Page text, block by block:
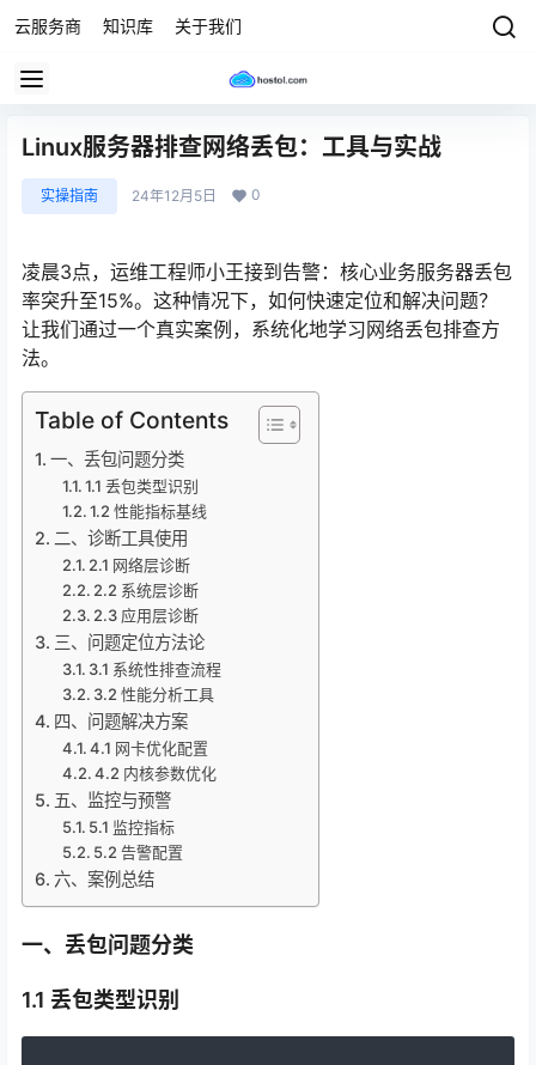
云服务商 知识库 关于我们
Linux服务器排查网络丢包：工具与实战
实操指南 24年12月5日 0
凌晨3点，运维工程师小王接到告警：核心业务服务器丢包
率突升至15%。这种情况下，如何快速定位和解决问题？
让我们通过一个真实案例，系统化地学习网络丢包排查方
法。
Table of Contents
一、丢包问题分类
1.1 丢包类型识别
1.2 性能指标基线
二、诊断工具使用
2.1 网络层诊断
2.2 系统层诊断
2.3 应用层诊断
三、问题定位方法论
3.1 系统性排查流程
3.2 性能分析工具
四、问题解决方案
4.1 网卡优化配置
4.2 内核参数优化
五、监控与预警
5.1 监控指标
5.2 告警配置
六、案例总结
一、丢包问题分类
1.1 丢包类型识别